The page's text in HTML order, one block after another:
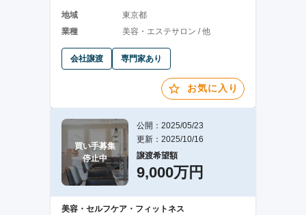
地域
東京都
業種
美容・エステサロン / 他
会社譲渡 専門家あり
お気に入り
買い手募集
停止中
公開：2025/05/23
更新：2025/10/16
譲渡希望額
9,000万円
美容・セルフケア・フィットネス